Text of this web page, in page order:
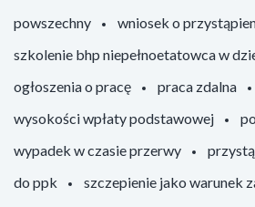
powszechny
wniosek o
szkolenie bhp niepełnoetatowca w
ogłoszenia o pracę
praca zdalna
wysokości wpłaty podstawowej
wypadek w czasie przerwy
do ppk
szczepienie jako warunek